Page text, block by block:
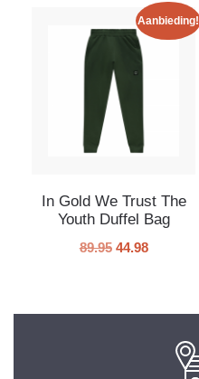
Aanbieding!
In Gold We Trust The
Youth Duffel Bag
89.95 44.98